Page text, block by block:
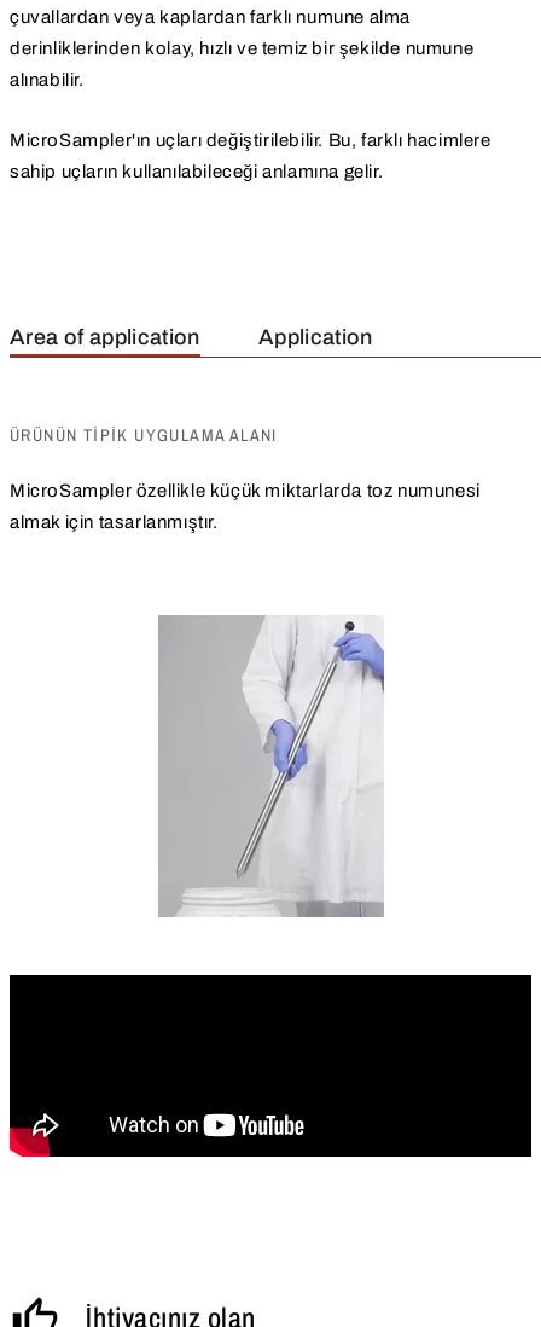
çuvallardan veya kaplardan farklı numune alma
derinliklerinden kolay, hızlı ve temiz bir şekilde numune
alınabilir.
MicroSampler'ın uçları değiştirilebilir. Bu, farklı hacimlere
sahip uçların kullanılabileceği anlamına gelir.
Area of application Application
ÜRÜNÜN TIPIK UYGULAMA ALANI
MicroSampler özellikle küçük miktarlarda toz numunesi
almak için tasarlanmıştır.
İhtiyacınız olan